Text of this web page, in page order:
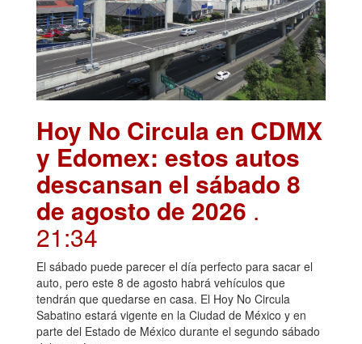
Hoy No Circula en CDMX
y Edomex: estos autos
descansan el sábado 8
de agosto de 2026 .
21:34
El sábado puede parecer el día perfecto para sacar el
auto, pero este 8 de agosto habrá vehículos que
tendrán que quedarse en casa. El Hoy No Circula
Sabatino estará vigente en la Ciudad de México y en
parte del Estado de México durante el segundo sábado